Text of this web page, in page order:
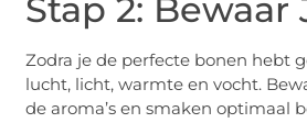
Stap 2:
Zodra je de perfecte bonen hebt
lucht, licht, warmte en vocht.
de aroma’s en smaken optimaal